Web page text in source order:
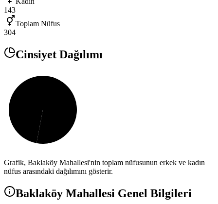
143
Toplam Nüfus
304
Cinsiyet Dağılımı
Grafik, Baklaköy Mahallesi'nin toplam nüfusunun erkek ve kadın
nüfus arasındaki dağılımını gösterir.
Baklaköy Mahallesi Genel Bilgileri